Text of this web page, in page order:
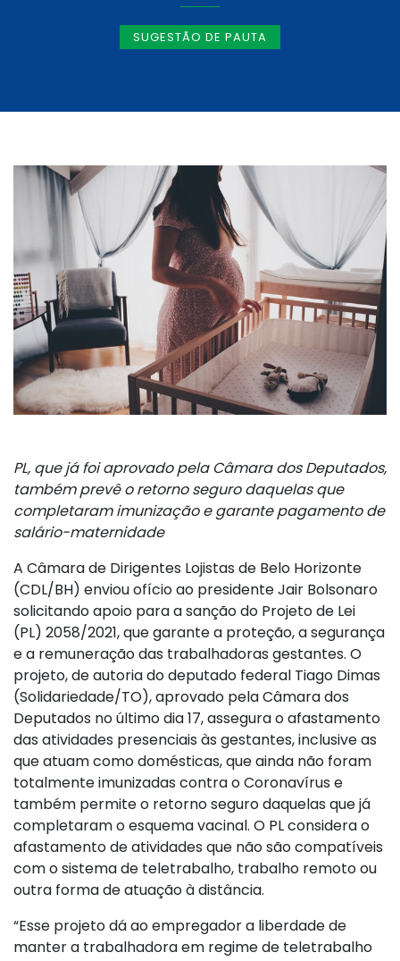
SUGESTÃO DE PAUTA
PL, que já foi aprovado pela Câmara dos Deputados,
também prevê o retorno seguro daquelas que
completaram imunização e garante pagamento de
salário-maternidade
A Câmara de Dirigentes Lojistas de Belo Horizonte
(CDL/BH) enviou ofício ao presidente Jair Bolsonaro
solicitando apoio para a sanção do Projeto de Lei
(PL) 2058/2021, que garante a proteção, a segurança
e a remuneração das trabalhadoras gestantes. O
projeto, de autoria do deputado federal Tiago Dimas
(Solidariedade/TO), aprovado pela Câmara dos
Deputados no último dia 17, assegura o afastamento
das atividades presenciais às gestantes, inclusive as
que atuam como domésticas, que ainda não foram
totalmente imunizadas contra o Coronavírus e
também permite o retorno seguro daquelas que já
completaram o esquema vacinal. O PL considera o
afastamento de atividades que não são compatíveis
com o sistema de teletrabalho, trabalho remoto ou
outra forma de atuação à distância.
“Esse projeto dá ao empregador a liberdade de
manter a trabalhadora em regime de teletrabalho